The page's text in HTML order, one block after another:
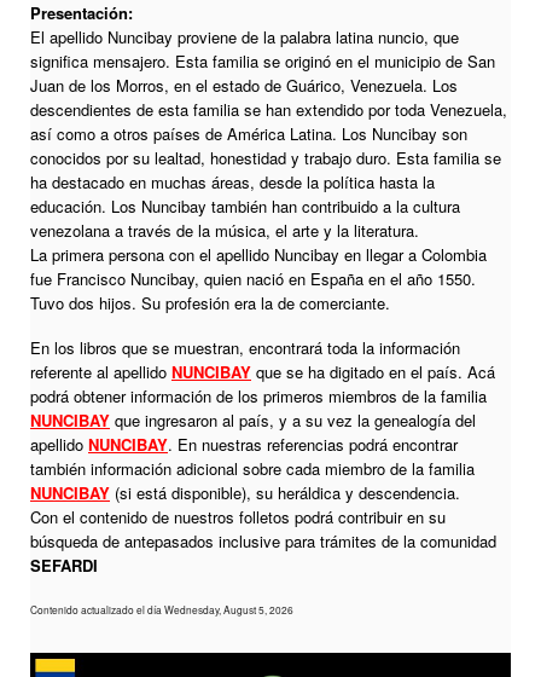
Presentación:
El apellido Nuncibay proviene de la palabra latina nuncio, que
significa mensajero. Esta familia se originó en el municipio de San
Juan de los Morros, en el estado de Guárico, Venezuela. Los
descendientes de esta familia se han extendido por toda Venezuela,
así como a otros países de América Latina. Los Nuncibay son
conocidos por su lealtad, honestidad y trabajo duro. Esta familia se
ha destacado en muchas áreas, desde la política hasta la
educación. Los Nuncibay también han contribuido a la cultura
venezolana a través de la música, el arte y la literatura.
La primera persona con el apellido Nuncibay en llegar a Colombia
fue Francisco Nuncibay, quien nació en España en el año 1550.
Tuvo dos hijos. Su profesión era la de comerciante.
En los libros que se muestran, encontrará toda la información
referente al apellido NUNCIBAY que se ha digitado en el país. Acá
podrá obtener información de los primeros miembros de la familia
NUNCIBAY que ingresaron al país, y a su vez la genealogía del
apellido NUNCIBAY. En nuestras referencias podrá encontrar
también información adicional sobre cada miembro de la familia
NUNCIBAY (si está disponible), su heráldica y descendencia.
Con el contenido de nuestros folletos podrá contribuir en su
búsqueda de antepasados inclusive para trámites de la comunidad
SEFARDI
Contenido actualizado el día Wednesday, August 5, 2026